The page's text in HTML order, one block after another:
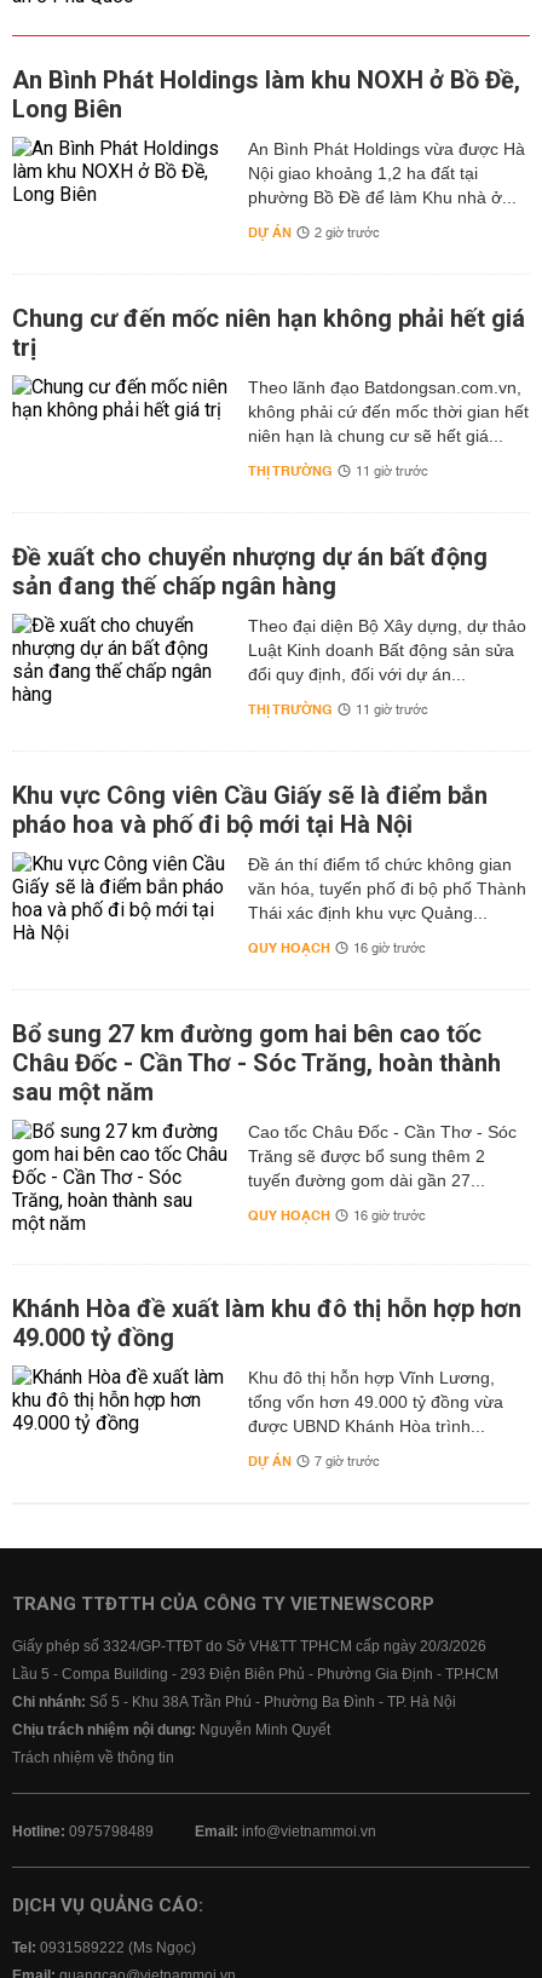
An Bình Phát Holdings làm khu NOXH ở Bồ Đề,
Long Biên
An Bình Phát Holdings vừa được Hà
Nội giao khoảng 1,2 ha đất tại
phường Bồ Đề để làm Khu nhà ở...
DỰ ÁN 2 giờ trước
Chung cư đến mốc niên hạn không phải hết giá
trị
Theo lãnh đạo Batdongsan.com.vn,
không phải cứ đến mốc thời gian hết
niên hạn là chung cư sẽ hết giá...
THỊ TRƯỜNG 11 giờ trước
Đề xuất cho chuyển nhượng dự án bất động
sản đang thế chấp ngân hàng
Theo đại diện Bộ Xây dựng, dự thảo
Luật Kinh doanh Bất động sản sửa
đổi quy định, đối với dự án...
THỊ TRƯỜNG 11 giờ trước
Khu vực Công viên Cầu Giấy sẽ là điểm bắn
pháo hoa và phố đi bộ mới tại Hà Nội
Đề án thí điểm tổ chức không gian
văn hóa, tuyến phố đi bộ phố Thành
Thái xác định khu vực Quảng...
QUY HOẠCH 16 giờ trước
Bổ sung 27 km đường gom hai bên cao tốc
Châu Đốc - Cần Thơ - Sóc Trăng, hoàn thành
sau một năm
Cao tốc Châu Đốc - Cần Thơ - Sóc
Trăng sẽ được bổ sung thêm 2
tuyến đường gom dài gần 27...
QUY HOẠCH 16 giờ trước
Khánh Hòa đề xuất làm khu đô thị hỗn hợp hơn
49.000 tỷ đồng
Khu đô thị hỗn hợp Vĩnh Lương,
tổng vốn hơn 49.000 tỷ đồng vừa
được UBND Khánh Hòa trình...
DỰ ÁN 7 giờ trước
TRANG TTĐTTH CỦA CÔNG TY VIETNEWSCORP
Giấy phép số 3324/GP-TTĐT do Sở VH&TT TPHCM cấp ngày 20/3/2026
Lầu 5 - Compa Building - 293 Điện Biên Phủ - Phường Gia Định - TP.HCM
Chi nhánh: Số 5 - Khu 38A Trần Phú - Phường Ba Đình - TP. Hà Nội
Chịu trách nhiệm nội dung: Nguyễn Minh Quyết
Trách nhiệm về thông tin
Hotline: 0975798489 Email: info@vietnammoi.vn
DỊCH VỤ QUẢNG CÁO:
Tel: 0931589222 (Ms Ngọc)